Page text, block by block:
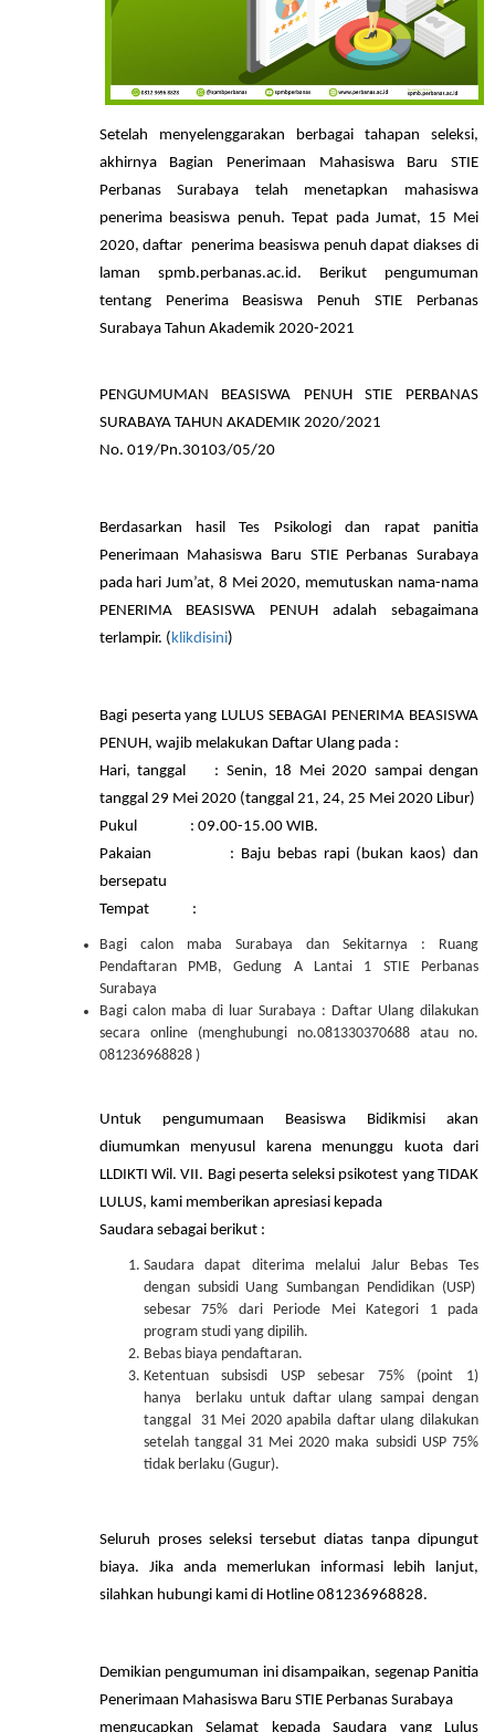
Setelah menyelenggarakan berbagai tahapan seleksi,
akhirnya Bagian Penerimaan Mahasiswa Baru STIE
Perbanas Surabaya telah menetapkan mahasiswa
penerima beasiswa penuh. Tepat pada Jumat, 15 Mei
2020, daftar penerima beasiswa penuh dapat diakses di
laman spmb.perbanas.ac.id. Berikut pengumuman
tentang Penerima Beasiswa Penuh STIE Perbanas
Surabaya Tahun Akademik 2020-2021
PENGUMUMAN BEASISWA PENUH STIE PERBANAS
SURABAYA TAHUN AKADEMIK 2020/2021
No. 019/Pn.30103/05/20
Berdasarkan hasil Tes Psikologi dan rapat panitia
Penerimaan Mahasiswa Baru STIE Perbanas Surabaya
pada hari Jum’at, 8 Mei 2020, memutuskan nama-nama
PENERIMA BEASISWA PENUH adalah sebagaimana
terlampir. ( klikdisini)
Bagi peserta yang LULUS SEBAGAI PENERIMA BEASISWA
PENUH, wajib melakukan Daftar Ulang pada :
Hari, tanggal : Senin, 18 Mei 2020 sampai dengan
tanggal 29 Mei 2020 (tanggal 21, 24, 25 Mei 2020 Libur)
Pukul : 09.00-15.00 WIB.
Pakaian : Baju bebas rapi (bukan kaos) dan
bersepatu
Tempat :
Bagi calon maba Surabaya dan Sekitarnya : Ruang
Pendaftaran PMB, Gedung A Lantai 1 STIE Perbanas
Surabaya
Bagi calon maba di luar Surabaya : Daftar Ulang dilakukan
secara online (menghubungi no.081330370688 atau no.
081236968828 )
Untuk pengumumaan Beasiswa Bidikmisi akan
diumumkan menyusul karena menunggu kuota dari
LLDIKTI Wil. VII. Bagi peserta seleksi psikotest yang TIDAK
LULUS, kami memberikan apresiasi kepada
Saudara sebagai berikut :
Saudara dapat diterima melalui Jalur Bebas Tes
dengan subsidi Uang Sumbangan Pendidikan (USP)
sebesar 75% dari Periode Mei Kategori 1 pada
program studi yang dipilih.
Bebas biaya pendaftaran.
Ketentuan subsisdi USP sebesar 75% (point 1)
hanya berlaku untuk daftar ulang sampai dengan
tanggal 31 Mei 2020 apabila daftar ulang dilakukan
setelah tanggal 31 Mei 2020 maka subsidi USP 75%
tidak berlaku (Gugur).
Seluruh proses seleksi tersebut diatas tanpa dipungut
biaya. Jika anda memerlukan informasi lebih lanjut,
silahkan hubungi kami di Hotline 081236968828.
Demikian pengumuman ini disampaikan, segenap Panitia
Penerimaan Mahasiswa Baru STIE Perbanas Surabaya
mengucapkan Selamat kepada Saudara yang Lulus